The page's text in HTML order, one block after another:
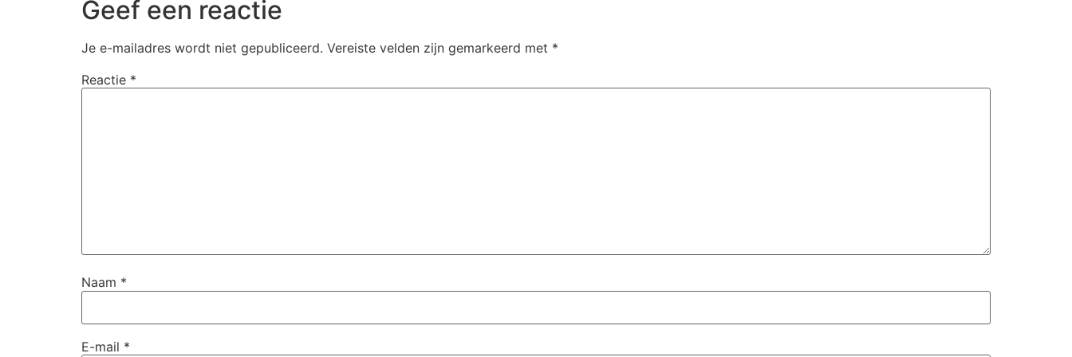
Geef een reactie
Je e-mailadres wordt niet gepubliceerd. Vereiste velden zijn gemarkeerd met *
Reactie *
Naam *
E-mail *